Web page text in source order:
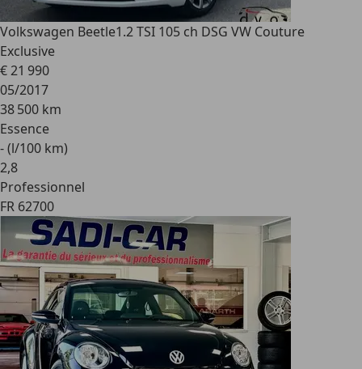
Volkswagen Beetle1.2 TSI 105 ch DSG VW Couture
Exclusive
€ 21 990
05/2017
38 500 km
Essence
- (l/100 km)
2,8
Professionnel
FR 62700